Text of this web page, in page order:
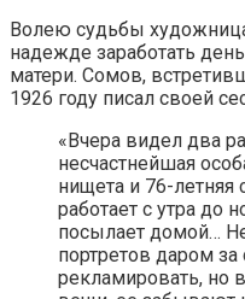
Волею судьбы
надежде заработать
матери. Сомов,
1926 году писал своей
«Вчера видел два
несчастнейшая
нищета и 76-летняя
работает с утра до
посылает домой…
портретов даром
рекламировать, но